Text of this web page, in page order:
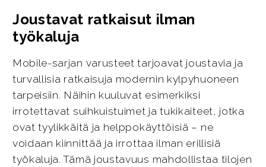
Joustavat ratkaisut ilman
työkaluja
Mobile-sarjan varusteet tarjoavat joustavia ja
turvallisia ratkaisuja modernin kylpyhuoneen
tarpeisiin. Näihin kuuluvat esimerkiksi
irrotettavat suihkuistuimet ja tukikaiteet, jotka
ovat tyylikkäitä ja helppokäyttöisiä – ne
voidaan kiinnittää ja irrottaa ilman erillisiä
työkaluja. Tämä joustavuus mahdollistaa tilojen